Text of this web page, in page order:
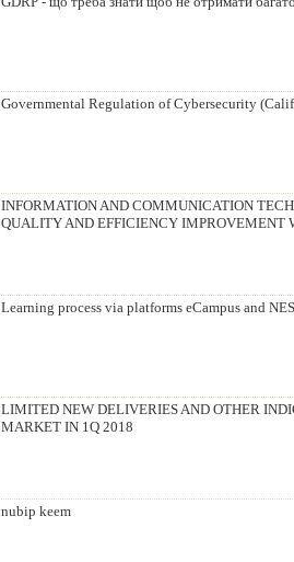
Governmental Regulation of Cybersecurity
INFORMATION AND COMMUNICATION
QUALITY AND EFFICIENCY IMPROVEMENT
Learning process via platforms eCampus and
LIMITED NEW DELIVERIES AND OTHER
MARKET IN 1Q 2018
nubip keem